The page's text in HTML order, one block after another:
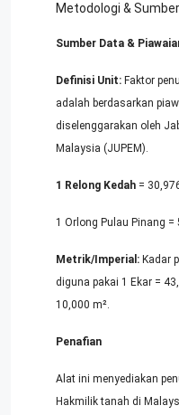
Metodologi &
Sumber Data &
Definisi Unit: Faktor
adalah berdasarkan
diselenggarakan oleh
Malaysia (JUPEM).
1 Relong Kedah =
1 Orlong Pulau Pinang =
Metrik/Imperial: Kadar
diguna pakai 1 Ekar =
10,000 m².
Penafian
Alat ini menyediakan
Hakmilik tanah di